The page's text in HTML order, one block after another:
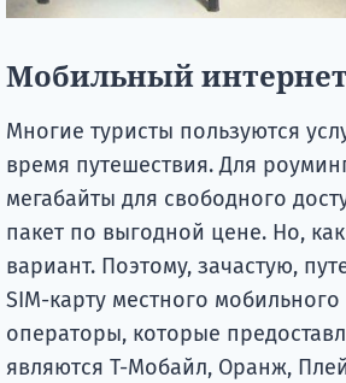
Мобильный
Многие туристы пользуются
время путешествия. Для
мегабайты для свободного
пакет по выгодной цене. Но,
вариант. Поэтому, зачастую,
SIM-карту местного
операторы, которые
являются Т-Мобайл, Оранж,